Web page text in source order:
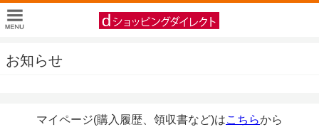
お知らせ
マイページ(購入履歴、領収書など)はこちらから